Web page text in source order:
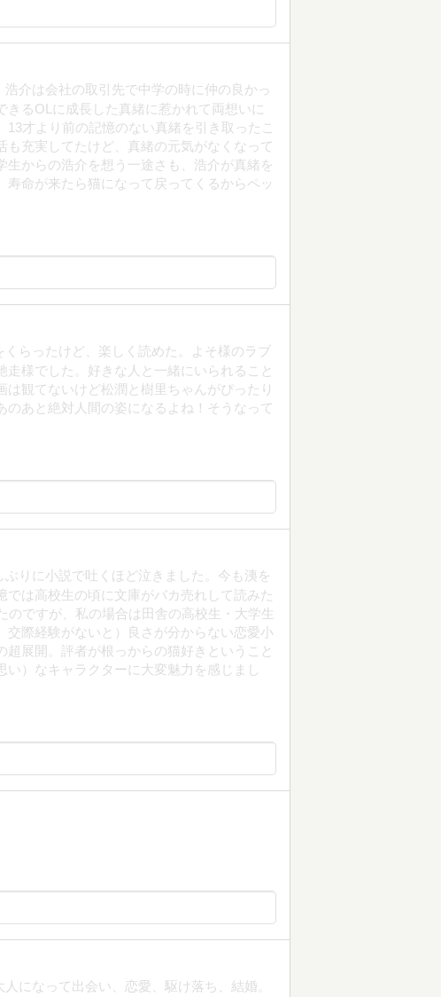
介は会社の取引先で中学の時に仲の良かっ
るOLに成長した真緒に惹かれて両想いに
才より前の記憶のない真緒を引き取ったこ
充実してたけど、真緒の元気がなくなって
からの浩介を想う一途さも、浩介が真緒を
命が来たら猫になって戻ってくるからペッ
らったけど、楽しく読めた。よそ様のラブ
様でした。好きな人と一緒にいられること
観てないけど松潤と樹里ちゃんがぴったり
あと絶対人間の姿になるよね！そうなって
りに小説で吐くほど泣きました。今も洟を
では高校生の頃に文庫がバカ売れして読みた
ですが、私の場合は田舎の高校生・大学生
交際経験がないと）良さが分からない恋愛小
展開。評者が根っからの猫好きということ
）なキャラクターに大変魅力を感じまし
になって出会い、恋愛、駆け落ち、結婚。